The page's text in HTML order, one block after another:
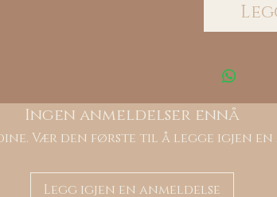
Ingen anmeldelser ennå
Vær den første til å legge igjen en
Legg igjen en anmeldelse